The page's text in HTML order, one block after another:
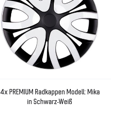
4x PREMIUM Radkappen Modell: Mika
in Schwarz-Weiß